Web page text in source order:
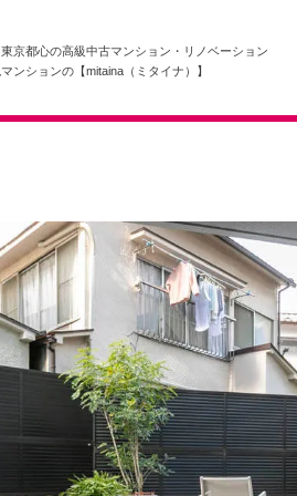
東京都心の高級中古マンション・リノベーション
マンションの【mitaina（ミタイナ）】